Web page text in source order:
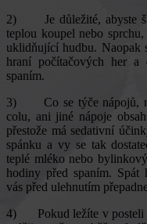
2) Je důležité, abyste šli
teplou koupel nebo
uklidňující hudbu. Naopak
hraní počítačových her a
spaním.
3) Co se týče nápojů,
colu, ani jiné nápoje
přestože má sedativní
spánku a vy se tak
teplé mléko nebo
hodiny před spaním. Spát
vás před ulehnutím
4) Pokud ležíte v posteli